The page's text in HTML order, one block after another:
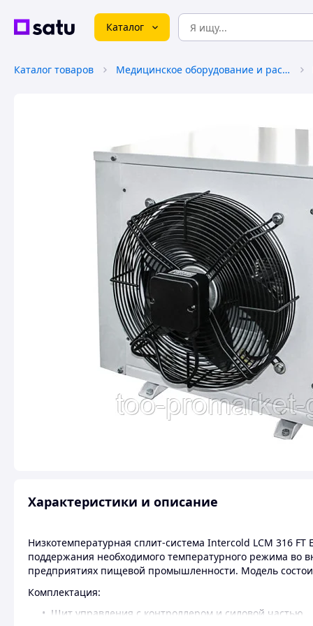
Каталог
Каталог товаров Медицинское оборудование и расходные материалы
Характеристики и описание
Низкотемпературная сплит-система Intercold LCM 316
поддержания необходимого температурного режима во
предприятиях пищевой промышленности. Модель
Комплектация:
Щит управления с контроллером и силовой частью